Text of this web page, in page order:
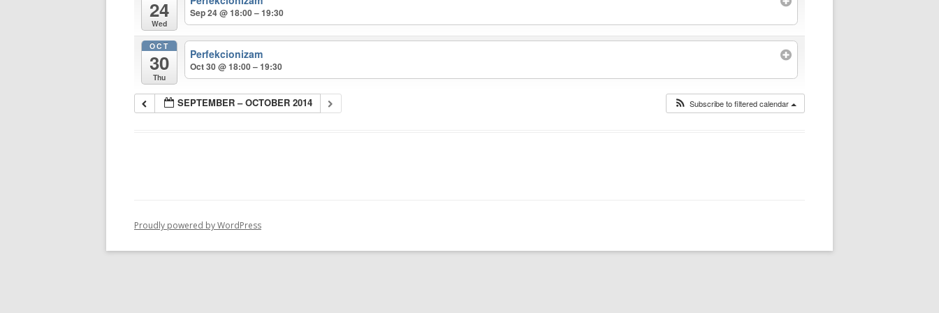
24
Wed
Sep 24 @ 18:00 – 19:30
OCT
30
Thu
Perfekcionizam
Oct 30 @ 18:00 – 19:30
SEPTEMBER – OCTOBER 2014 Subscribe to filtered calendar
Proudly powered by WordPress